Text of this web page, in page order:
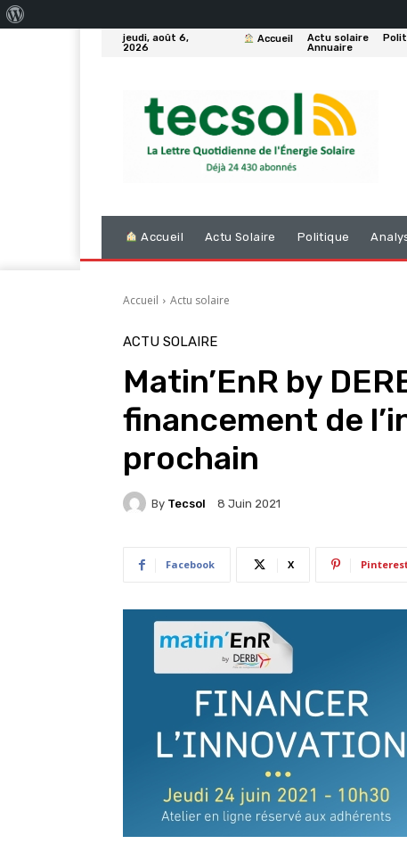
jeudi, août 6,
2026
Accueil Actu solaire
Annuaire
Accueil Actu Solaire Politique
Accueil Actu solaire
ACTU SOLAIRE
Matin’EnR by
financement de
prochain
By Tecsol 8 Juin 2021
Facebook X